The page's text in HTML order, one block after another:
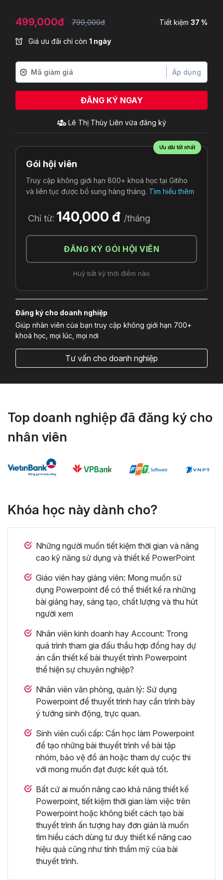
499,000đ 799,000đ Tiết kiệm 37 %
Giá ưu đãi chỉ còn 1 ngày
Áp dụng
ĐĂNG KÝ NGAY
Lê Thị Thùy Liên vừa đăng ký
Ưu đãi tốt nhất
Gói hội viên
Truy cập không giới hạn 800+ khoá học tại Gitiho
và liên tục được bổ sung hàng tháng. Tìm hiểu thêm
Chỉ từ: 140,000 đ /tháng
ĐĂNG KÝ GÓI HỘI VIÊN
Huỷ bất kỳ thời điểm nào
Đăng ký cho doanh nghiệp
Giúp nhân viên của bạn truy cập không giới hạn 700+
khoá học, mọi lúc, mọi nơi
Tư vấn cho doanh nghiệp
Top doanh nghiệp đã đăng ký cho
nhân viên
Khóa học này dành cho?
Những người muốn tiết kiệm thời gian và nâng
cao kỹ năng sử dụng và thiết kế PowerPoint
Giáo viên hay giảng viên: Mong muốn sử
dụng Powerpoint để có thể thiết kế ra những
bài giảng hay, sáng tạo, chất lượng và thu hút
người xem
Nhân viên kinh doanh hay Account: Trong
quá trình tham gia đấu thầu hợp đồng hay dự
án cần thiết kế bài thuyết trình Powerpoint
thể hiện sự chuyên nghiệp?
Nhân viên văn phòng, quản lý: Sử dụng
Powerpoint để thuyết trình hay cần trình bày
ý tưởng sinh động, trực quan.
Sinh viên cuối cấp: Cần học làm Powerpoint
để tạo những bài thuyết trình về bài tập
nhóm, bảo vệ đồ án hoặc tham dự cuộc thi
với mong muốn đạt được kết quả tốt.
Bất cứ ai muốn nâng cao khả năng thiết kế
Powerpoint, tiết kiệm thời gian làm việc trên
Powerpoint hoặc không biết cách tạo bài
thuyết trình ấn tượng hay đơn giản là muốn
tìm hiểu cách dùng tư duy thiết kế nâng cao
hiệu quả cũng như tính thẩm mỹ của bài
thuyết trình.